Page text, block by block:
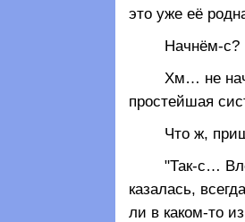
это уже её
Начнём-с?
Хм… не
простейшая
Что ж,
"Так-с… Влёт
казалась,
ли в каком-то